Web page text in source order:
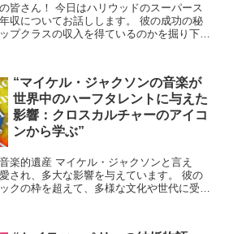
皆さん！ 今日はハリウッドのスーパース
収についてお話しします。 彼の成功の秘
プクラスの収入を得ているのかを掘り下げ
“マイケル・ジャクソンの音楽が
世界中のハーフタレントに与えた
影響：クロスカルチャーのアイコ
ンから学ぶ”
楽的遺産 マイケル・ジャクソンと言え
され、多大な影響を与えています。 彼の
クの枠を超えて、多様な文化や世代に受け